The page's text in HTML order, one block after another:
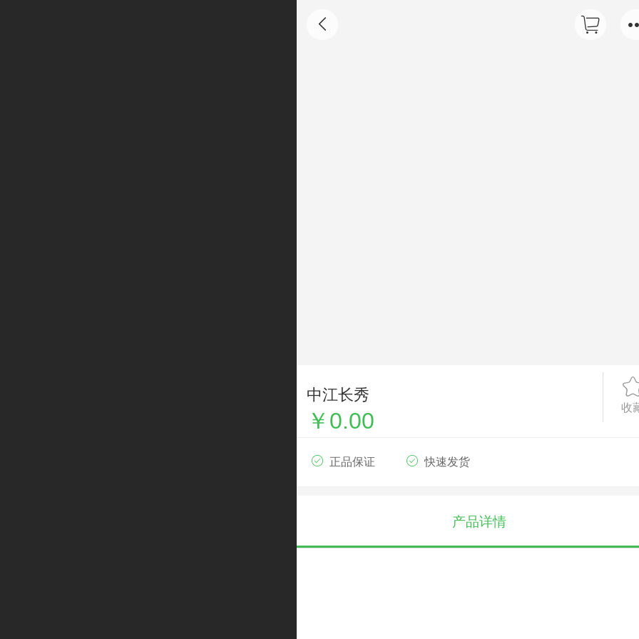
中江长秀
收
￥0.00
正品保证 快速发货
产品详情